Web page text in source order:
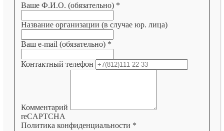
Ваше Ф.И.О. (обязательно) *
Название организации (в случае юр. лица)
Ваш e-mail (обязательно) *
Контактный телефон
Комментарий
reCAPTCHA
Политика конфиденциальности *